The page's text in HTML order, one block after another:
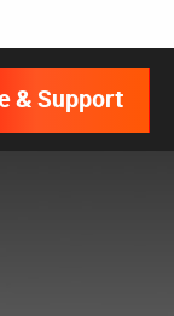
& Support